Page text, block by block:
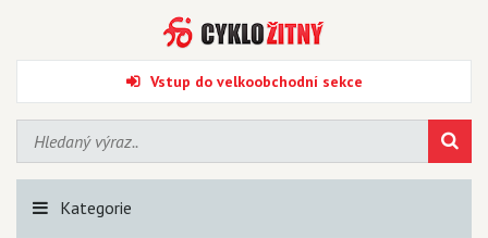
Vstup do velkoobchodní sekce
Kategorie